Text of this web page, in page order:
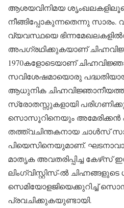
ആശയവിനിമയ
നീങ്ങിപ്പോകുന്നതെന്നു
വ്യവസ്ഥയെ
അപഗ്രഥിക്കുകയാണ്
1970കളോടെയാണ്
സവിശേഷമായൊരു
ആധുനിക
സ്രോതസ്സുകളായി
സൊസൂറിനെയും അമേരിക്കന്‍
തത്ത്വചിന്തകനായ ചാള്‍സ്
പിയെസിനെയുമാണ്.
മാതൃക അവതരിപ്പിച്ച കേഴ്‌സ്
ലിംഗ്വിസ്റ്റിസ്-ല്‍
സെമിയോളജിയെക്കുറിച്ച്
പ്രവചിക്കുകയുണ്ടായി.